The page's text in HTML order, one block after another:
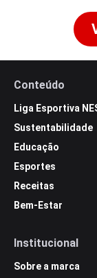
Conteúdo
Liga Esportiva
Sustentabilidade
Educação
Esportes
Receitas
Bem-Estar
Institucional
Sobre a marca